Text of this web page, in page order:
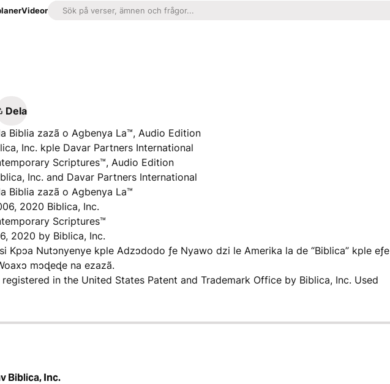
Videor
Dela
Biblia zazã o Agbenya La™, Audio Edition
Inc. kple Davar Partners International
Scriptures™, Audio Edition
Inc. and Davar Partners International
Biblia zazã o Agbenya La™
2020 Biblica, Inc.
Scriptures™
2020 by Biblica, Inc.
Kpɔa Nutɔnyenye kple Adzɔdodo ƒe Nyawo dzi le Amerika la de “Biblica” kple eƒe
mɔɖeɖe na ezazã.
registered in the United States Patent and Trademark Office by Biblica, Inc. Used
Biblica, Inc.